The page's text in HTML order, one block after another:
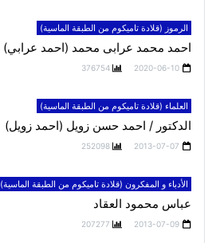
الرموز (قلادة تاميكوم من الطبقة الماسية)
احمد محمد عرابى محمد (احمد عرابي)
2020-06-10
376754
العلماء (قلادة تاميكوم من الطبقة الماسية)
الدكتور / احمد حسن زويل (احمد زويل)
2013-07-07
252098
الأدباء و المفكرون (قلادة تاميكوم من الطبقة الماسية)
عباس محمود العقاد
2013-07-09
207277